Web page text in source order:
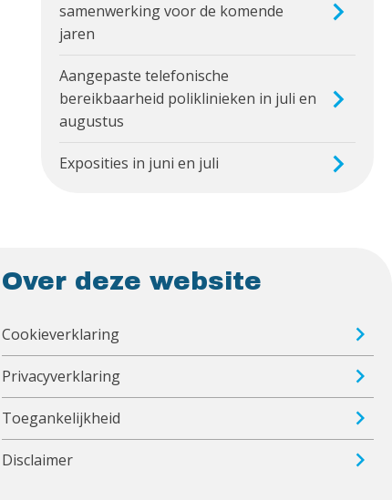
samenwerking voor de komende
jaren
Aangepaste telefonische
bereikbaarheid poliklinieken in juli en
augustus
Exposities in juni en juli
Over deze website
Cookieverklaring
Privacyverklaring
Toegankelijkheid
Disclaimer